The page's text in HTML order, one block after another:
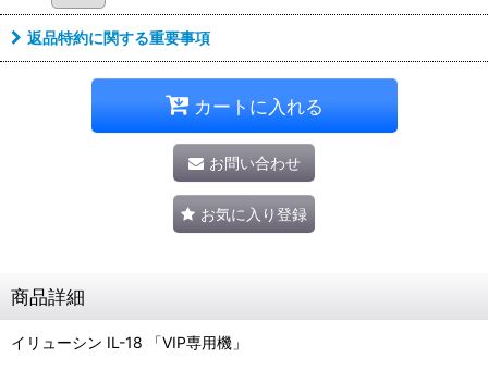
返品特約に関する重要事項
カートに入れる
お問い合わせ
お気に入り登録
商品詳細
イリューシン IL-18 「VIP専用機」